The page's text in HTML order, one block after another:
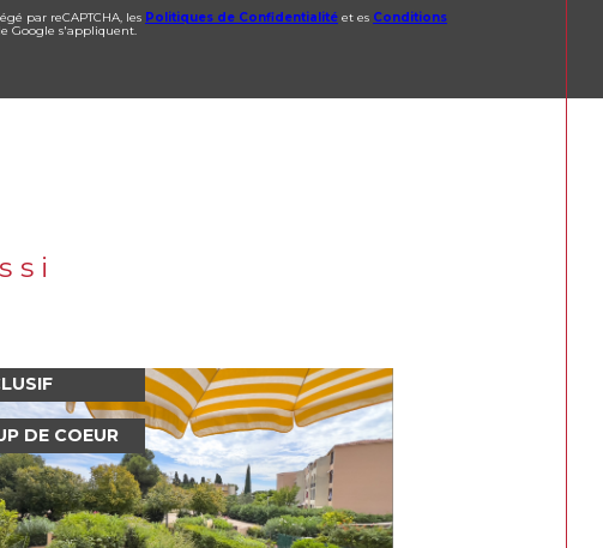
par reCAPTCHA, les Politiques de Confidentialitéet es Conditions
Google s'appliquent.
DE COEUR